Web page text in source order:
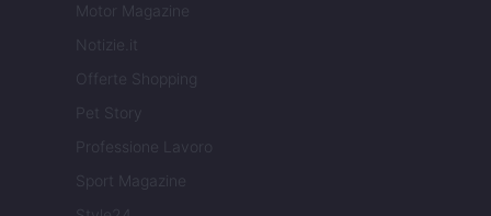
Motor Magazine
Notizie.it
Offerte Shopping
Pet Story
Professione Lavoro
Sport Magazine